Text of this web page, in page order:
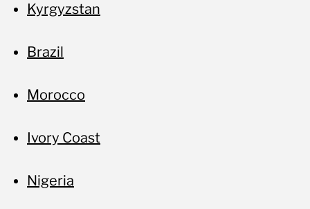
Kyrgyzstan
Brazil
Morocco
Ivory Coast
Nigeria